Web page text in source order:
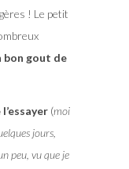
! Le petit
bon gout de
(moi
jours,
peu, vu que je